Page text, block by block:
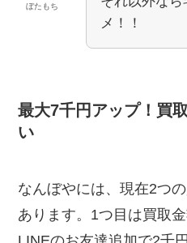
ぼたもち
メ！！
最大7千円アップ！買
い
なんぼやには、現在2つ
あります。1つ目は買取